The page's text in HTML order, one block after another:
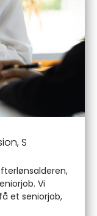
,S
Vi
et seniorjob,